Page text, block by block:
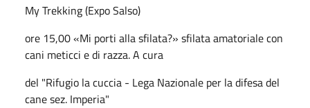
My Trekking (Expo Salso)
ore 15,00 «Mi porti alla sfilata?» sfilata amatoriale con
cani meticci e di razza. A cura
del "Rifugio la cuccia - Lega Nazionale per la difesa del
cane sez. Imperia"